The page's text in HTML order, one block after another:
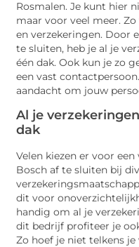
Rosmalen. Je kunt hier
maar voor veel meer.
en verzekeringen. Door
te sluiten, heb je al je
één dak. Ook kun je zo
een vast
aandacht om jouw
Al je
dak
Velen kiezen er voor
Bosch af te sluiten bij
dit voor
handig om al je
dit bedrijf profiteer je
Zo hoef je niet telkens